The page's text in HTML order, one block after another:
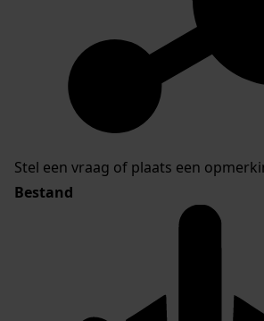
Stel een vraag of plaats een
Bestand